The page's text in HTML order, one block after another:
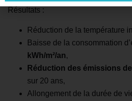
Résultats :
Réduction de la température
Baisse de la consommation
kWh/m²/an,
Réduction des émissions de
sur 20 ans,
Allongement de la durée de